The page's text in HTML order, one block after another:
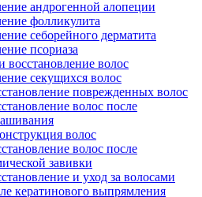
андрогенной алопеции
фолликулита
себорейного дерматита
псориаза
восстановление волос
секущихся волос
поврежденных волос
волос после
волос
волос после
завивки
и уход за волосами
кератинового выпрямления